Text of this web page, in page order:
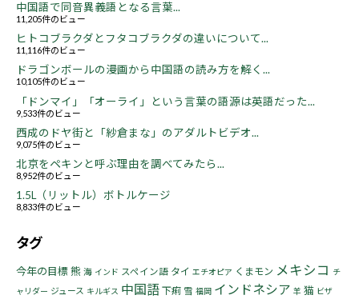
中国語で同音異義語となる言葉...
11,205件のビュー
ヒトコブラクダとフタコブラクダの違いについて...
11,116件のビュー
ドラゴンボールの漫画から中国語の読み方を解く...
10,105件のビュー
「ドンマイ」「オーライ」という言葉の語源は英語だった...
9,533件のビュー
西成のドヤ街と「紗倉まな」のアダルトビデオ...
9,075件のビュー
北京をペキンと呼ぶ理由を調べてみたら...
8,952件のビュー
1.5L（リットル）ボトルケージ
8,833件のビュー
タグ
今年の目標熊 海 インド スペイン語 タイ エチオピア くまモン メキシコ チ
ャリダー ジュース キルギス 中国語 下痢 雪 福岡 インドネシア 羊 猫 ビザ